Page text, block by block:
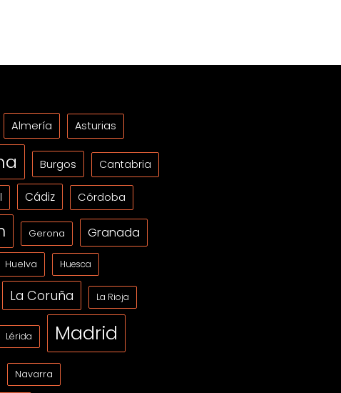
Almería Asturias
Burgos Cantabria
Cádiz Córdoba
Gerona Granada
Huelva Huesca
La Coruña La Rioja
Lérida Madrid
Navarra